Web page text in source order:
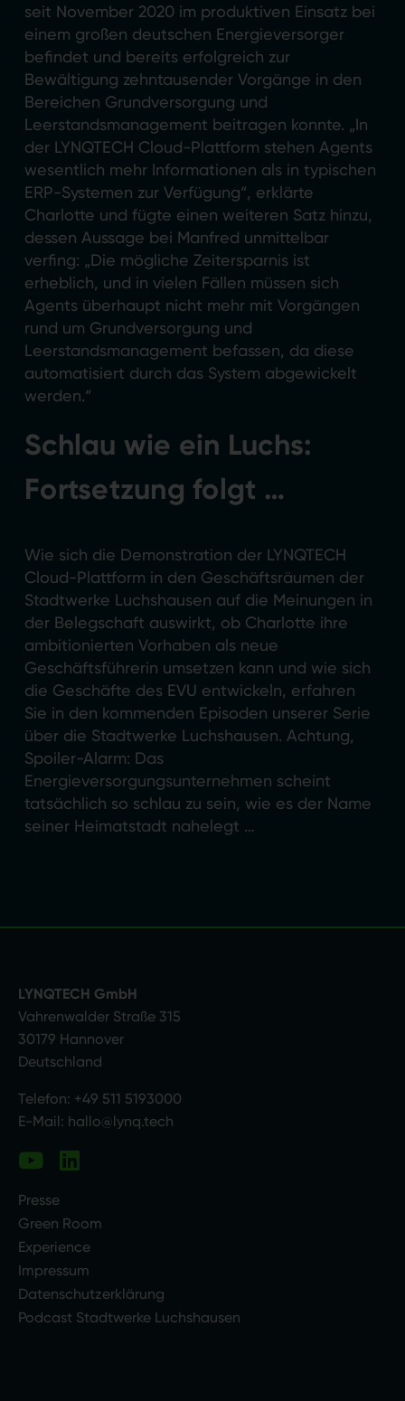
seit November 2020 im produktiven Einsatz bei
einem großen deutschen Energieversorger
befindet und bereits erfolgreich zur
Bewältigung zehntausender Vorgänge in den
Bereichen Grundversorgung und
Leerstandsmanagement beitragen konnte. „In
der LYNQTECH Cloud-Plattform stehen Agents
wesentlich mehr Informationen als in typischen
ERP-Systemen zur Verfügung“, erklärte
Charlotte und fügte einen weiteren Satz hinzu,
dessen Aussage bei Manfred unmittelbar
verfing: „Die mögliche Zeitersparnis ist
erheblich, und in vielen Fällen müssen sich
Agents überhaupt nicht mehr mit Vorgängen
rund um Grundversorgung und
Leerstandsmanagement befassen, da diese
automatisiert durch das System abgewickelt
werden.“
Schlau wie ein Luchs:
Fortsetzung folgt …
Wie sich die Demonstration der LYNQTECH
Cloud-Plattform in den Geschäftsräumen der
Stadtwerke Luchshausen auf die Meinungen in
der Belegschaft auswirkt, ob Charlotte ihre
ambitionierten Vorhaben als neue
Geschäftsführerin umsetzen kann und wie sich
die Geschäfte des EVU entwickeln, erfahren
Sie in den kommenden Episoden unserer Serie
über die Stadtwerke Luchshausen. Achtung,
Spoiler-Alarm: Das
Energieversorgungsunternehmen scheint
tatsächlich so schlau zu sein, wie es der Name
seiner Heimatstadt nahelegt …
LYNQTECH GmbH
Vahrenwalder Straße 315
30179 Hannover
Deutschland
Telefon: +49 511 5193000
E-Mail: hallo@lynq.tech
Presse
Green Room
Experience
Impressum
Datenschutzerklärung
Podcast Stadtwerke Luchshausen